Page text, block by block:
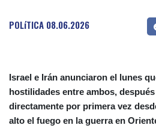
CRC
CUC
CZK
DJF
DKK
DOP
POLíTICA 08.06.2026
Israel e Irán anunciaron el lunes
hostilidades entre ambos,
directamente por primera vez
alto el fuego en la guerra en